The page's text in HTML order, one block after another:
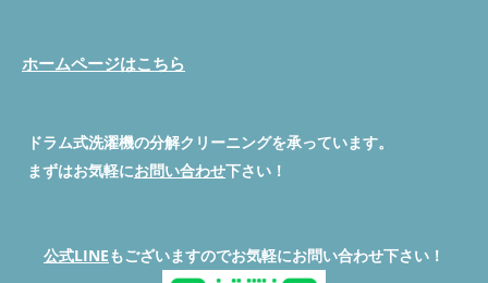
ホームページはこちら
ドラム式洗濯機の分解クリーニングを承っています。
まずはお気軽にお問い合わせ下さい！
公式LINEもございますのでお気軽にお問い合わせ下さい！